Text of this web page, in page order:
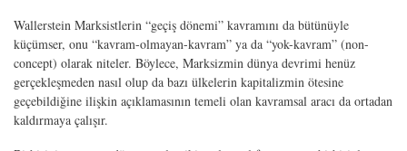
Wallerstein Marksistlerin “geçiş dönemi” kavramını da bütünüyle
küçümser, onu “kavram-olmayan-kavram” ya da “yok-kavram” (non-
concept) olarak niteler. Böylece, Marksizmin dünya devrimi henüz
gerçekleşmeden nasıl olup da bazı ülkelerin kapitalizmin ötesine
geçebildiğine ilişkin açıklamasının temeli olan kavramsal aracı da ortadan
kaldırmaya çalışır.